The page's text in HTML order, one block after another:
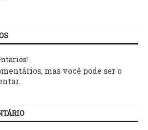
mas você pode ser o